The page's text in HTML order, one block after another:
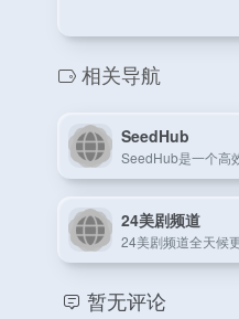
相关导航
SeedHub
24美剧频道
暂无评论